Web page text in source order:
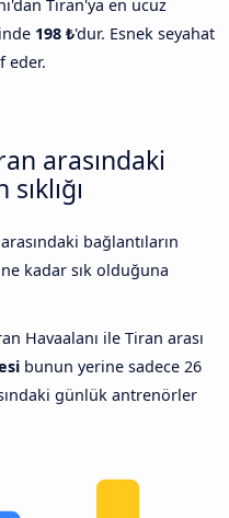
Tiran'ya en ucuz
198 ₺'dur. Esnek seyahat
eder.
arasındaki
bağlantıların
kadar sık olduğuna
Havaalanı ile Tiran arası
bunun yerine sadece 26
günlük antrenörler